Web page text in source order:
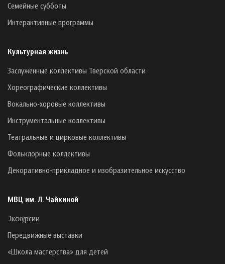
Семейные субботы
Интерактивные программы
Культурная жизнь
Заслуженные коллективы Тверской области
Хореографические коллективы
Вокально-хоровые коллективы
Инструментальные коллективы
Театральные и цирковые коллективы
Фольклорные коллективы
Декоративно-прикладное и изобразительное искусство
МВЦ им. Л. Чайкиной
Экскурсии
Передвижные выставки
«Школа мастерства» для детей